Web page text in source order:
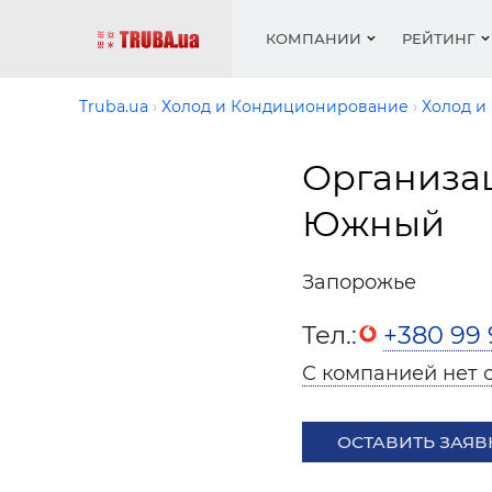
КОМПАНИИ
Котлы
РЕЙТИНГ
Работа
резюме
Разное
Холод,
Работа
Котлы
Теплые
Монтаж
Акции
Новости
Truba.ua Холод и Кондиционирование Холод
Южный
Запорожье
Тел.: +380 99
С компанией нет
ОСТАВИТЬ